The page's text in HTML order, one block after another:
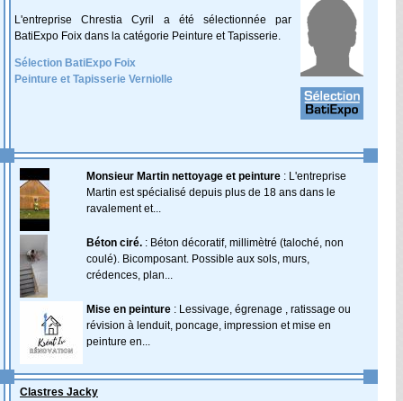
L'entreprise Chrestia Cyril a été sélectionnée par
BatiExpo Foix dans la catégorie Peinture et Tapisserie.
Sélection BatiExpo Foix
Peinture et Tapisserie Verniolle
Monsieur Martin nettoyage et peinture : L'entreprise
Martin est spécialisé depuis plus de 18 ans dans le
ravalement et...
Béton ciré. : Béton décoratif, millimètré (taloché, non
coulé). Bicomposant. Possible aux sols, murs,
crédences, plan...
Mise en peinture : Lessivage, égrenage , ratissage ou
révision à lenduit, poncage, impression et mise en
peinture en...
Clastres Jacky